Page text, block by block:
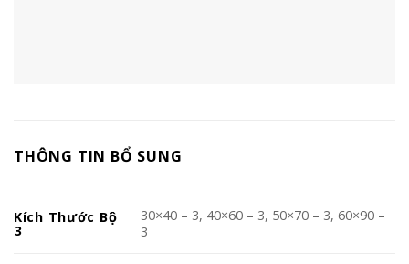
THÔNG TIN BỔ SUNG
Kích Thước Bộ
3
30×40 – 3, 40×60 – 3, 50×70 – 3, 60×90 –
3